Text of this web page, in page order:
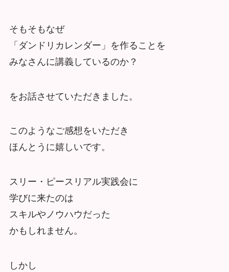
そもそもなぜ
「ダンドリカレンダー」を作ることを
みなさんに講義しているのか？
をお話させていただきました。
このようなご感想をいただき
ほんとうに嬉しいです。
スリー・ピースリアル実践会に
学びに来たのは
スキルやノウハウだった
かもしれません。
しかし